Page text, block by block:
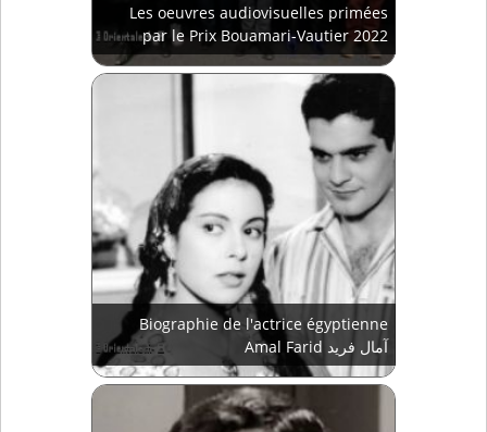
Les oeuvres audiovisuelles primées
par le Prix Bouamari-Vautier 2022
Biographie de l'actrice égyptienne
Amal Farid آمال فريد